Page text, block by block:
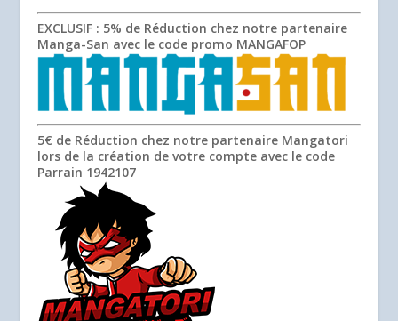
EXCLUSIF : 5% de Réduction chez notre partenaire
Manga-San avec le code promo MANGAFOP
5€ de Réduction chez notre partenaire Mangatori
lors de la création de votre compte avec le code
Parrain 1942107